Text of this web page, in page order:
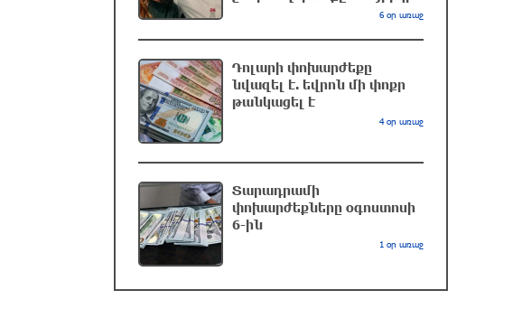
Թուրքական ապրանքանիշը
37 րոպե առաջ
Դանակահարություն՝ Մասիսի
գազալցակայաններից մեկի մոտ.
կասկածյալը ձերբակալվել է
Սև ծովում բեռնափոխադրումների
արժեքը կտրուկ աճել է․ ինչ
ազդեցություն կունենա այն
Հայաստանի վրա
6 օր առաջ
Դոլարի փոխարժեքը
նվազել է. եվրոն մի փոքր
թանկացել է
4 օր առաջ
Տարադրամի
փոխարժեքները օգոստոսի
6-ին
1 օր առաջ